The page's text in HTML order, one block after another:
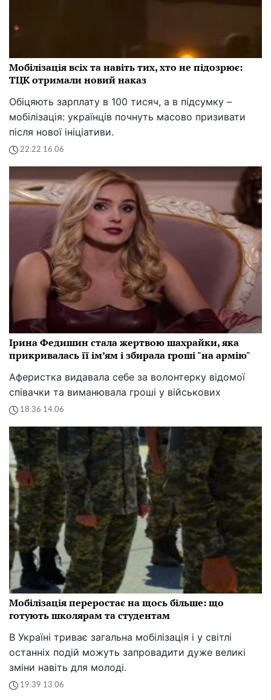
Мобілізація всіх та навіть тих, хто не підозрює:
ТЦК отримали новий наказ
Обіцяють зарплату в 100 тисяч, а в підсумку –
мобілізація: українців почнуть масово призивати
після нової ініціативи.
22:22 16.06
Ірина Федишин стала жертвою шахрайки, яка
прикривалась її ім’ям і збирала гроші "на армію"
Аферистка видавала себе за волонтерку відомої
співачки та виманювала гроші у військових
18:36 14.06
Мобілізація переростає на щось більше: що
готують школярам та студентам
В Україні триває загальна мобілізація і у світлі
останніх подій можуть запровадити дуже великі
зміни навіть для молоді.
19:39 13.06